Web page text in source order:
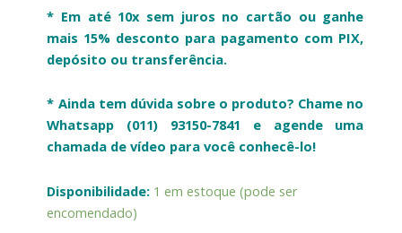
* Em até 10x sem juros no cartão ou ganhe
mais 15% desconto para pagamento com PIX,
depósito ou transferência.
* Ainda tem dúvida sobre o produto? Chame no
Whatsapp (011) 93150-7841 e agende uma
chamada de vídeo para você conhecê-lo!
Disponibilidade: 1 em estoque (pode ser
encomendado)
Cesto
Taboa